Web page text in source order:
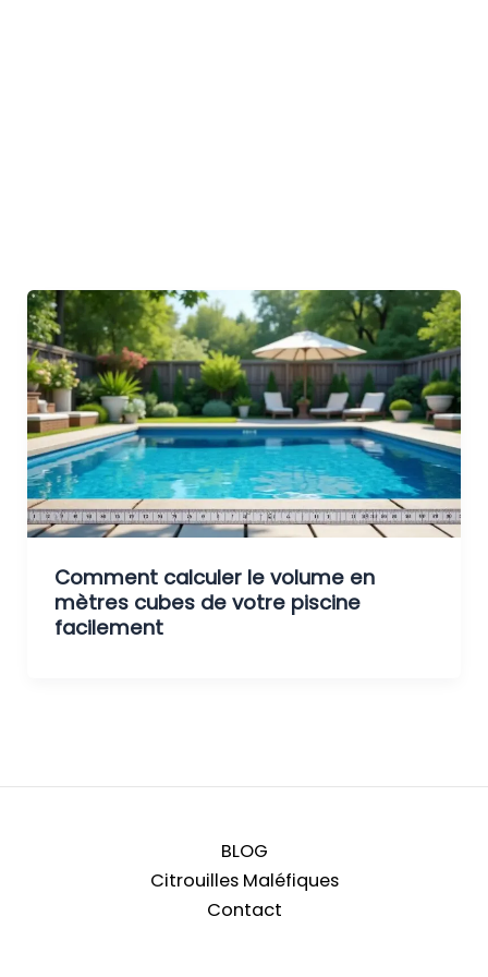
Comment calculer le volume en
mètres cubes de votre piscine
facilement
BLOG
Citrouilles Maléfiques
Contact